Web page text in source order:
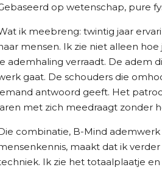
op wetenschap, pure
ik meebreng: twintig jaar
mensen. Ik zie niet alleen
ademhaling verraadt. De adem
gaat. De schouders die
antwoord geeft. Het
met zich meedraagt zonder
combinatie, B-Mind
maakt dat ik verder
Ik zie het totaalplaatje